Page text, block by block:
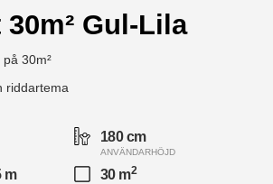
Gul-Lila
30m²
riddartema
180 cm
ANVÄNDARHÖJD
m 30 m2